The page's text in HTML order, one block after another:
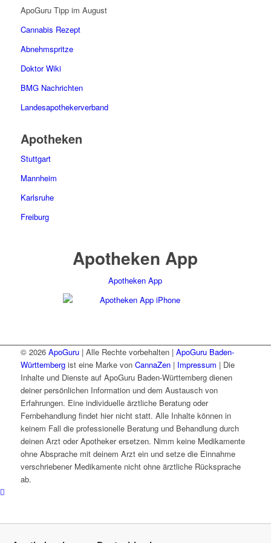
ApoGuru Tipp im August
Cannabis Rezept
Abnehmspritze
Doktor Wiki
BMG Nachrichten
Landesapothekerverband
Apotheken
Stuttgart
Mannheim
Karlsruhe
Freiburg
Apotheken App
Apotheken App
© 2026 ApoGuru| Alle Rechte vorbehalten | ApoGuru Baden-
Württembergist eine Marke von CannaZen| Impressum | Die
Inhalte und Dienste auf ApoGuru Baden-Württemberg dienen
deiner persönlichen Information und dem Austausch von
Erfahrungen. Eine individuelle ärztliche Beratung oder
Fernbehandlung findet hier nicht statt. Alle Inhalte können in
keinem Fall die professionelle Beratung und Behandlung durch
deinen Arzt oder Apotheker ersetzen. Nimm keine Medikamente
ohne Absprache mit deinem Arzt ein und setze die Einnahme
verschriebener Medikamente nicht ohne ärztliche Rücksprache
ab.